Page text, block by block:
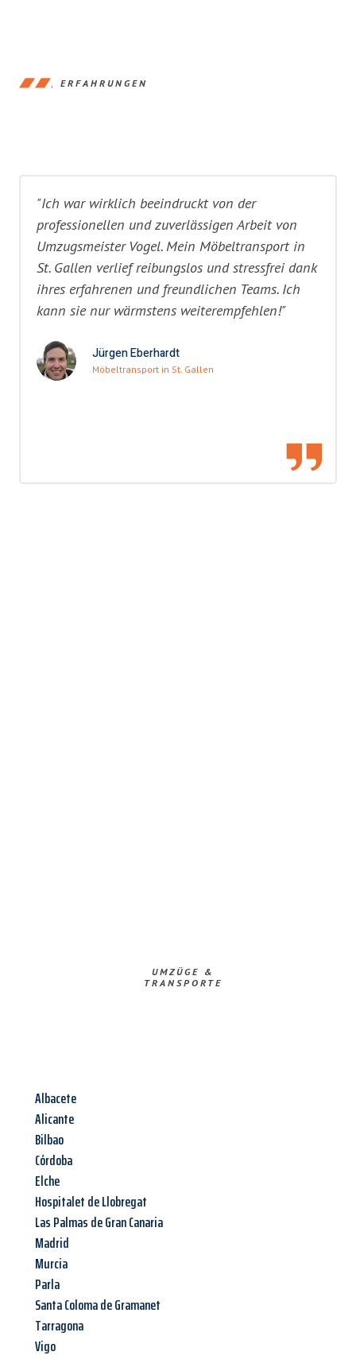
ERFAHRUNGEN
"Ich war wirklich beeindruckt von der
professionellen und zuverlässigen Arbeit von
Umzugsmeister Vogel. Mein Möbeltransport in
St. Gallen verlief reibungslos und stressfrei dank
ihres erfahrenen und freundlichen Teams. Ich
kann sie nur wärmstens weiterempfehlen!"
Jürgen Eberhardt
Möbeltransport in St. Gallen
UMZÜGE &
TRANSPORTE
Albacete
Alicante
Bilbao
Córdoba
Elche
Hospitalet de Llobregat
Las Palmas de Gran Canaria
Madrid
Murcia
Parla
Santa Coloma de Gramanet
Tarragona
Vigo